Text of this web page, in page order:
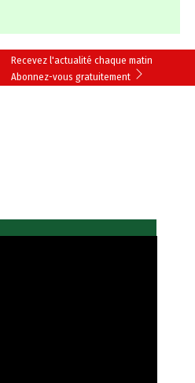
Recevez l'actualité chaque matin
Abonnez-vous gratuitement